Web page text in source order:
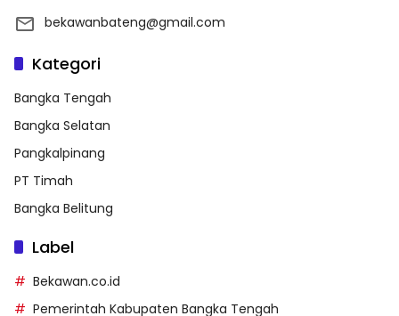
bekawanbateng@gmail.com
Kategori
Bangka Tengah
Bangka Selatan
Pangkalpinang
PT Timah
Bangka Belitung
Label
Bekawan.co.id
Pemerintah Kabupaten Bangka Tengah